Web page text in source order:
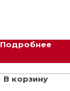
Подробнее
В корзину